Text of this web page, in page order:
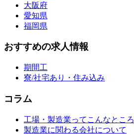
大阪府
愛知県
福岡県
おすすめの求人情報
期間工
寮/社宅あり・住み込み
コラム
工場・製造業ってこんなところ
製造業に関わる会社について